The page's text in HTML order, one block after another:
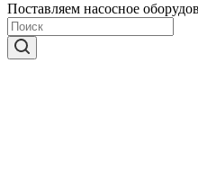
Поставляем насосное